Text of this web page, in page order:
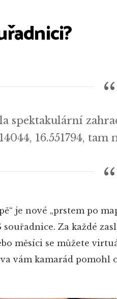
spektakulární
16.551794,
je nové „prstem po
Za každé
měsíci se můžete
vám kamarád pomohl